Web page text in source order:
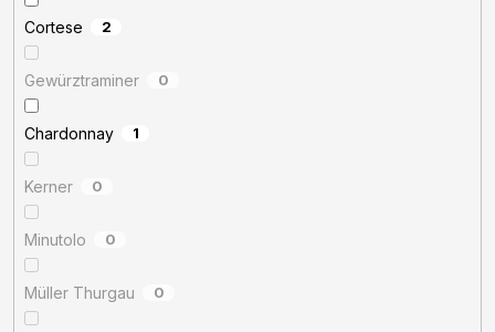
Cortese 2
Gewürztraminer 0
Chardonnay 1
Kerner 0
Minutolo 0
Müller Thurgau 0